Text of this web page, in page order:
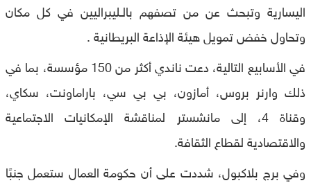
اليسارية وتبحث عن من تصفهم بالـليبراليين في كل مكان
وتحاول خفض تمويل هيئة الإذاعة البريطانية .
في الأسابيع التالية، دعت ناندي أكثر من 150 مؤسسة، بما في
ذلك وارنر بروس، أمازون، بي بي سي، باراماونت، سكاي،
وقناة 4، إلى مانشستر لمناقشة الإمكانيات الاجتماعية
والاقتصادية لقطاع الثقافة.
وفي برج بلاكبول، شددت على أن حكومة العمال ستعمل جنبًا